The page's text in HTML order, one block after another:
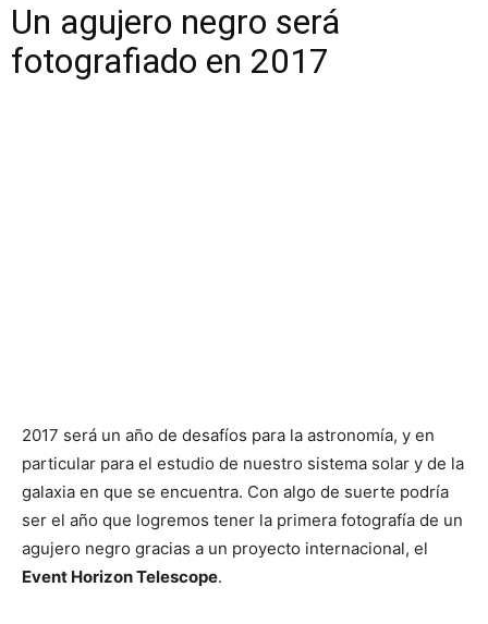
Un agujero negro será
fotografiado en 2017
2017 será un año de desafíos para la astronomía, y en
particular para el estudio de nuestro sistema solar y de la
galaxia en que se encuentra. Con algo de suerte podría
ser el año que logremos tener la primera fotografía de un
agujero negro gracias a un proyecto internacional, el
Event Horizon Telescope.